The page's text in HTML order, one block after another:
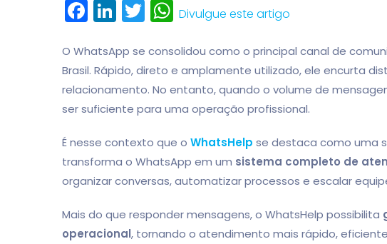
FacebookLinkedInTwitterWhatsApp
Divulgue este artigo
O WhatsApp se consolidou como o principal canal de
Brasil. Rápido, direto e amplamente utilizado, ele encurta
relacionamento. No entanto, quando o volume de
ser suficiente para uma operação profissional.
É nesse contexto que o WhatsHelp se destaca como uma
transforma o WhatsApp em um sistema completo de
organizar conversas, automatizar processos e escalar
Mais do que responder mensagens, o WhatsHelp possibilita
operacional, tornando o atendimento mais rápido,